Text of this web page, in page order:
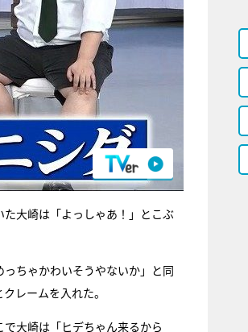
大崎は「よっしゃあ！」とこぶ
ちゃかわいそうやないか」と同
レームを入れた。
大崎は「ヒデちゃん来るから